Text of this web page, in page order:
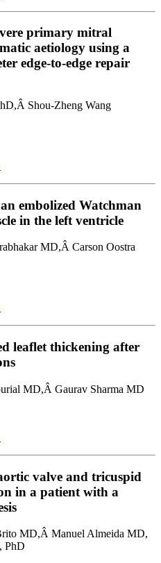
primary mitral
aetiology using a
edge-to-edge repair
Shou-Zheng Wang
embolized Watchman
in the left ventricle
MD,Â Carson Oostra
leaflet thickening after
MD,Â Gaurav Sharma MD
valve and tricuspid
in a patient with a
MD,Â Manuel Almeida MD,
PhD